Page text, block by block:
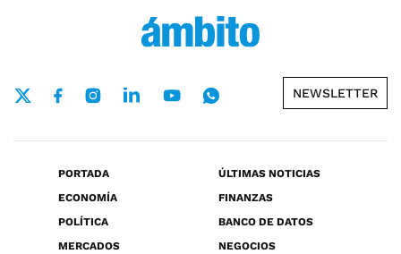
NEWSLETTER
PORTADA
ÚLTIMAS NOTICIAS
ECONOMÍA
FINANZAS
POLÍTICA
BANCO DE DATOS
MERCADOS
NEGOCIOS